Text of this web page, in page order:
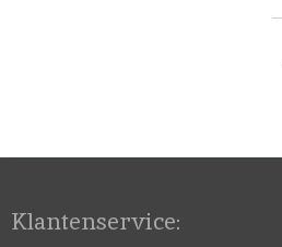
Klantenservice: